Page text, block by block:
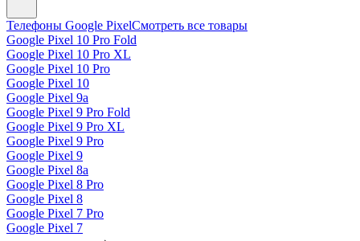
Телефоны Google PixelСмотреть все товары
Google Pixel 10 Pro Fold
Google Pixel 10 Pro XL
Google Pixel 10 Pro
Google Pixel 10
Google Pixel 9a
Google Pixel 9 Pro Fold
Google Pixel 9 Pro XL
Google Pixel 9 Pro
Google Pixel 9
Google Pixel 8a
Google Pixel 8 Pro
Google Pixel 8
Google Pixel 7 Pro
Google Pixel 7